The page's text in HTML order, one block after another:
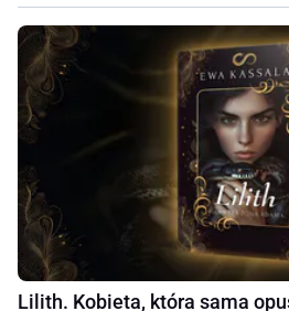
Lilith. Kobieta, która sama